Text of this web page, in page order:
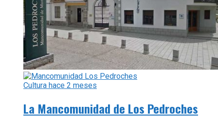
Cultura hace 2 meses
La Mancomunidad de Los Pedroches